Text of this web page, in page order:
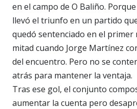
en el campo de O Baliño.
llevó el triunfo en un partido
quedó sentenciado en el
mitad cuando Jorge Martínez
del encuentro. Pero no se
atrás para mantener la ventaja.
Tras ese gol, el conjunto
aumentar la cuenta pero